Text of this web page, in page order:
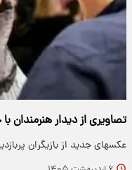
تصاویری از دیدار هنرمندان
عکسهای جدید از بازیگران